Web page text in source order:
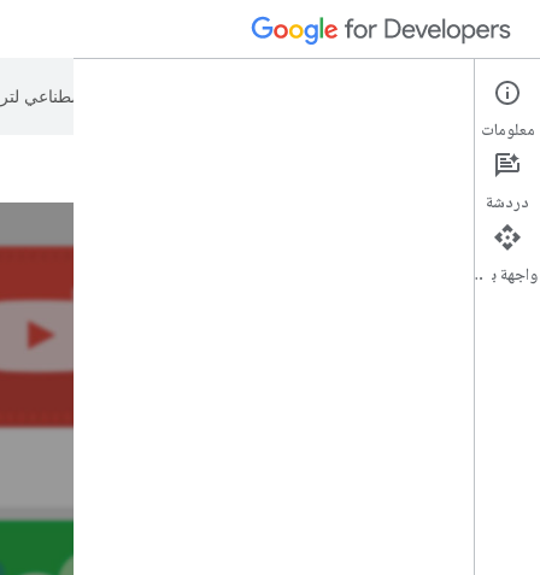
معلومات
دردشة
واجهة برمجة التطبيقات